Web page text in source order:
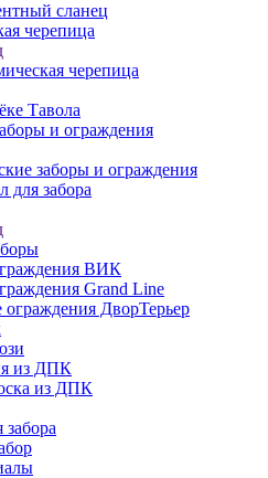
сланец
черепица
черепица
Тавола
и ограждения
заборы и ограждения
для забора
ВИК
Grand Line
ДворТерьер
из ДПК
из ДПК